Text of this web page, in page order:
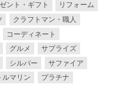
ント・ギフト
リフォーム
クラフトマン・職人
コーディネート
グルメ
サプライズ
シルバー
サファイア
ルマリン
プラチナ